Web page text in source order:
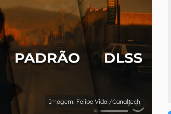
inscreva-se
aceito e concordo com os Termos de Uso e Política de
Felipe Vidal/Canaltech